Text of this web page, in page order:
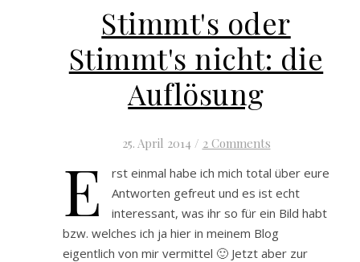
Stimmt's oder
Stimmt's nicht: die
Auflösung
25. April 2014 / 2 Comments
E
rst einmal habe ich mich total über eure
Antworten gefreut und es ist echt
interessant, was ihr so für ein Bild habt
bzw. welches ich ja hier in meinem Blog
eigentlich von mir vermittel 🙂 Jetzt aber zur